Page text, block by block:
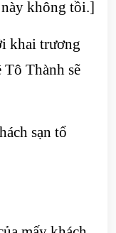
không tồi.]
khai trương
Tô Thành sẽ
sạn tổ